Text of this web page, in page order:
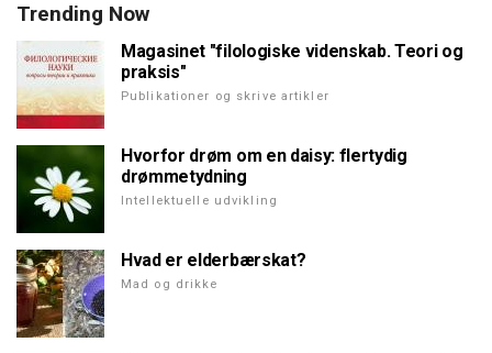
Trending Now
Magasinet "filologiske videnskab. Teori og
praksis"
Publikationer og skrive artikler
Hvorfor drøm om en daisy: flertydig
drømmetydning
Intellektuelle udvikling
Hvad er elderbærskat?
Mad og drikke